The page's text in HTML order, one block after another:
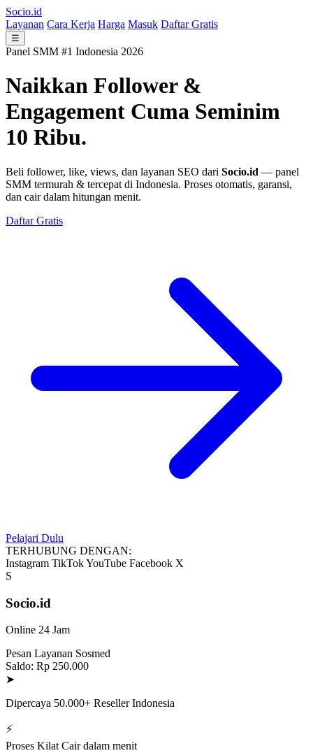
Socio.id
Layanan Cara Kerja Harga Masuk Daftar Gratis
☰
Panel SMM #1 Indonesia 2026
Naikkan Follower &
Engagement Cuma Seminim
10 Ribu.
Beli follower, like, views, dan layanan SEO dari Socio.id — panel
SMM termurah & tercepat di Indonesia. Proses otomatis, garansi,
dan cair dalam hitungan menit.
Daftar Gratis
Pelajari Dulu
TERHUBUNG DENGAN:
Instagram TikTokYouTube Facebook X
S
Socio.id
Online 24 Jam
Pesan Layanan Sosmed
Saldo: Rp 250.000
➤
Dipercaya 50.000+ Reseller Indonesia
⚡
Proses Kilat Cair dalam menit